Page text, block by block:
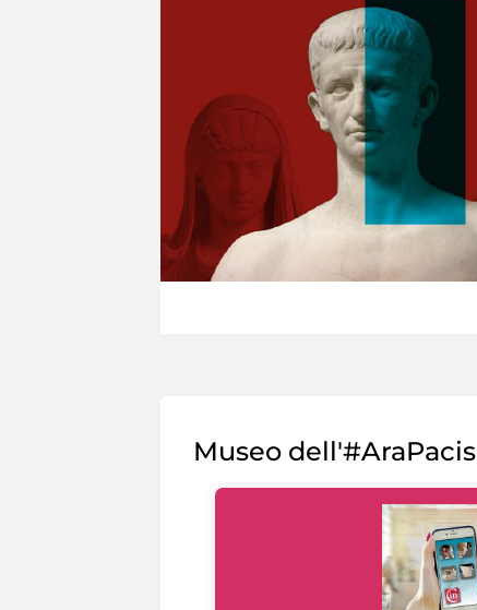
Museo dell'#AraPacis